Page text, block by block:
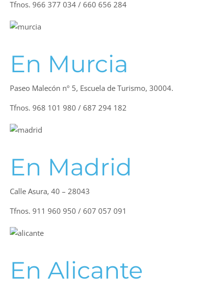
Tfnos. 966 377 034 / 660 656 284
En Murcia
Paseo Malecón nº 5, Escuela de Turismo, 30004.
Tfnos. 968 101 980 / 687 294 182
En Madrid
Calle Asura, 40 – 28043
Tfnos. 911 960 950 / 607 057 091
En Alicante